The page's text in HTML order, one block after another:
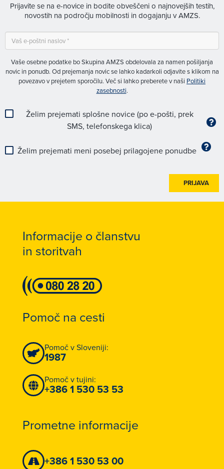
Prijavite se na e-novice in bodite obveščeni o najnovejših testih,
novostih na področju mobilnosti in dogajanju v AMZS.
Vaše osebne podatke bo Skupina AMZS obdelovala za namen pošiljanja
novic in ponudb. Od prejemanja novic se lahko kadarkoli odjavite s klikom na
povezavo v prejetem sporočilu. Več si lahko preberete v naši Politiki
zasebnosti.
Želim prejemati splošne novice (po e-pošti, prek
SMS, telefonskega klica)
Želim prejemati meni posebej prilagojene ponudbe
PRIJAVA
Informacije o članstvu
in storitvah
Pomoč na cesti
Pomoč v Sloveniji:
1987
Pomoč v tujini:
+386 1 530 53 53
Prometne informacije
+386 1 530 53 00